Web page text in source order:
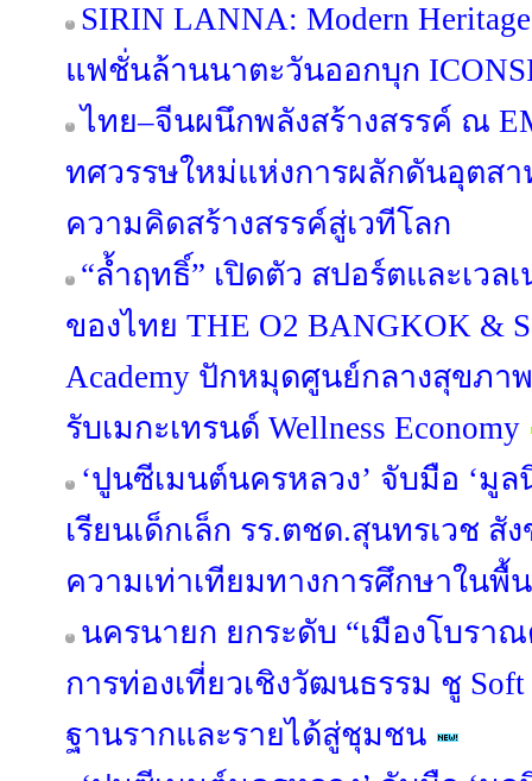
SIRIN LANNA: Modern
แฟชั่นล้านนาตะวันออกบุก
ไทย–จีนผนึกพลังสร้างสรรค์ ณ
ทศวรรษใหม่แห่งการผลักดันอุตส
ความคิดสร้างสรรค์สู่เวทีโลก
“ล้ำฤทธิ์” เปิดตัว สปอร์ตและเวล
ของไทย THE O2 BANGKOK &
Academy ปักหมุดศูนย์กลางสุขภา
รับเมกะเทรนด์ Wellness Economy
‘ปูนซีเมนต์นครหลวง’ จับมือ ‘มู
เรียนเด็กเล็ก รร.ตชด.สุนทรเวช สั
ความเท่าเทียมทางการศึกษาในพื้
นครนายก ยกระดับ “เมืองโบรา
การท่องเที่ยวเชิงวัฒนธรรม ชู Soft
ฐานรากและรายได้สู่ชุมชน